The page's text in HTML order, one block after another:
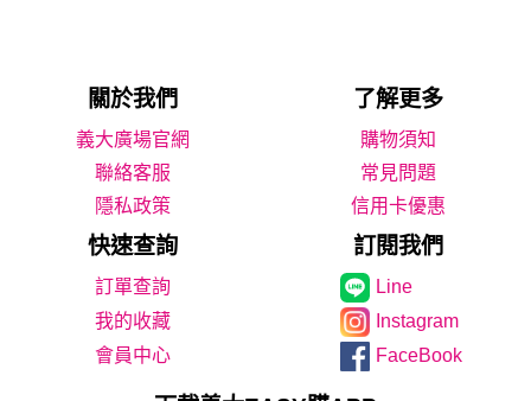
關於我們 了解更多
義大廣場官網
購物須知
聯絡客服
常見問題
隱私政策
信用卡優惠
快速查詢 訂閱我們
Line
我的收藏
Instagram
會員中心
FaceBook